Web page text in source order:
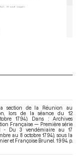
section de la Réunion au
lors de la séance du 12
1794). Dans : Archives
Française — Première série
- Du 3 vendémiaire au 17
au 8 octobre 1794) , sous la
et Françoise Brunel. 1994. p.